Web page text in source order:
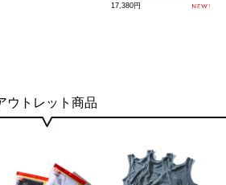
17,380円
ウトレット商品